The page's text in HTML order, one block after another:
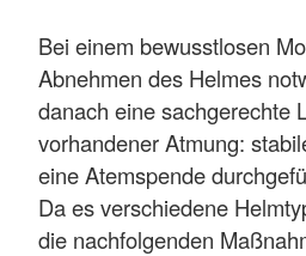
Bei einem bewusstlosen
Abnehmen des Helmes
danach eine sachgerechte
vorhandener Atmung:
eine Atemspende
Da es verschiedene
die nachfolgenden